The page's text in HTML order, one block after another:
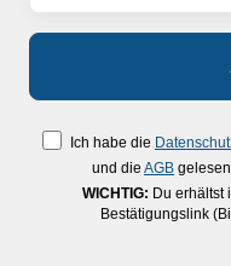
Ich habe die
und die AGB
WICHTIG: Du erhältst
Bestätigungslink